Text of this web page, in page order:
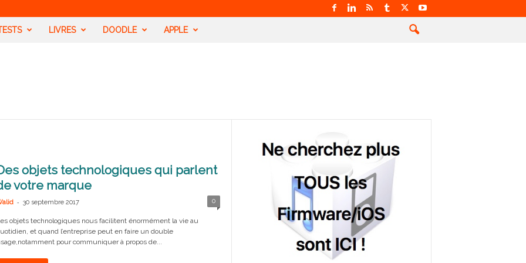
LIVRES DOODLE APPLE
objets technologiques qui parlent
votre marque
- 30 septembre 2017 0
objets technologiques nous facilitent énormément la vie au
et quand l’entreprise peut en faire un double
pour communiquer à propos de...